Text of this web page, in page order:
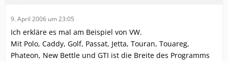
9. April 2006 um 23:05
Ich erkläre es mal am Beispiel von VW.
Mit Polo, Caddy, Golf, Passat, Jetta, Touran, Touareg,
Phateon, New Bettle und GTI ist die Breite des Programms